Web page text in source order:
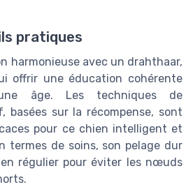
pratiques
harmonieuse avec un drahthaar,
offrir une éducation cohérente
âge. Les techniques de
basées sur la récompense, sont
pour ce chien intelligent et
termes de soins, son pelage dur
régulier pour éviter les nœuds